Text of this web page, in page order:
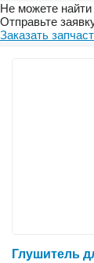
Не можете найти
Отправьте
Заказать